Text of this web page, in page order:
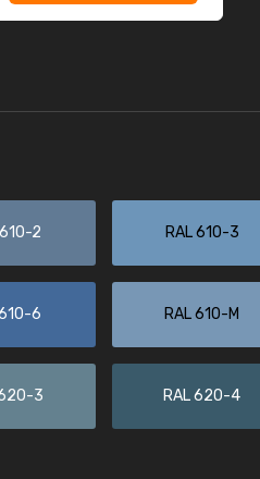
2 RAL 610-3
6 RAL 610-M
3 RAL 620-4